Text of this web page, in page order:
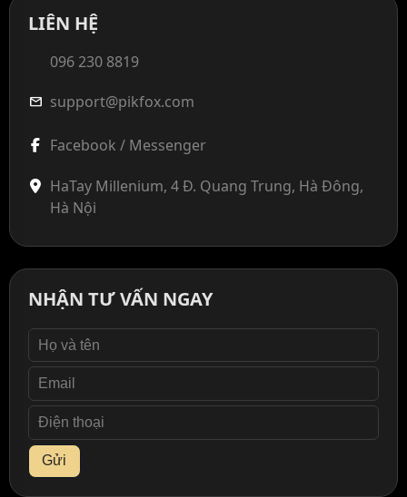
LIÊN HỆ
096 230 8819
mail support@pikfox.com
Facebook / Messenger
HaTay Millenium, 4 Đ. Quang Trung, Hà Đông,
Hà Nội
NHẬN TƯ VẤN NGAY
Gửi